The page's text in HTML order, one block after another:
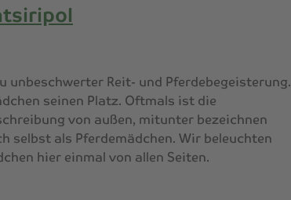
unbeschwerter Reit- und Pferdebegeisterung.
seinen Platz. Oftmals ist die
von außen, mitunter bezeichnen
selbst als Pferdemädchen. Wir beleuchten
hier einmal von allen Seiten.